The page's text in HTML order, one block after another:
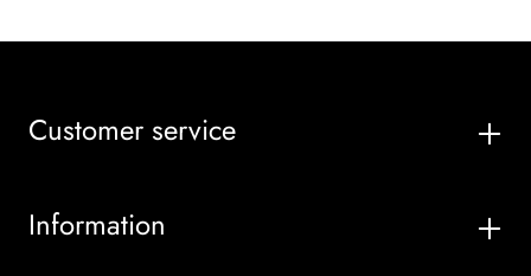
Customer service
Information